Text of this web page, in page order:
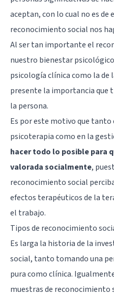
aceptan, con lo cual no es de
reconocimiento social nos
Al ser tan importante el
nuestro bienestar
psicología clínica como la de
presente la importancia que
la persona.
Es por este motivo que tanto
psicoterapia como en la
hacer todo lo posible para
valorada socialmente,
reconocimiento social
efectos terapéuticos de la
el trabajo.
Tipos de reconocimiento
Es larga la historia de la
social, tanto tomando una
pura como clínica.
muestras de reconocimiento